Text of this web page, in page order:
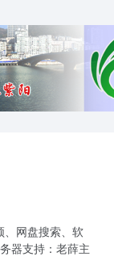
、网盘搜索、软
器支持： 老薛主